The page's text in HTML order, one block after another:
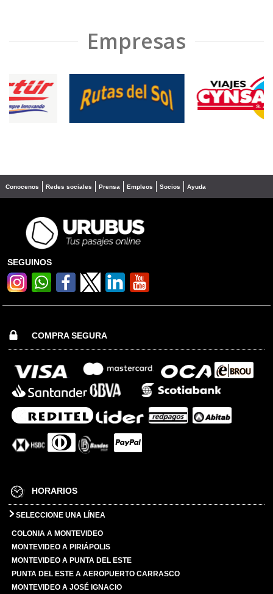
Empresas
❮ ❯
Conocenos Redes sociales Prensa Empleos Socios Ayuda
SEGUINOS
COMPRA SEGURA
HORARIOS
SELECCIONE UNA LÍNEA
COLONIA A MONTEVIDEO
MONTEVIDEO A PIRIÁPOLIS
MONTEVIDEO A PUNTA DEL ESTE
PUNTA DEL ESTE A AEROPUERTO CARRASCO
MONTEVIDEO A JOSÉ IGNACIO